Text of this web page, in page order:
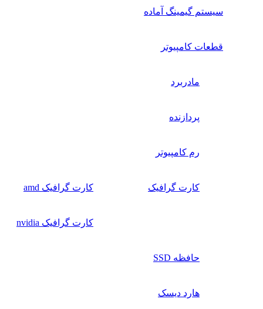
سیستم گیمینگ آماده
قطعات کامپیوتر
مادربرد
پردازنده
رم کامپیوتر
کارت گرافیک کارت گرافیک amd
کارت گرافیک nvidia
حافظه SSD
هارد دیسک